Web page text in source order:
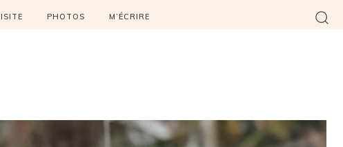
PHOTOS M’ÉCRIRE